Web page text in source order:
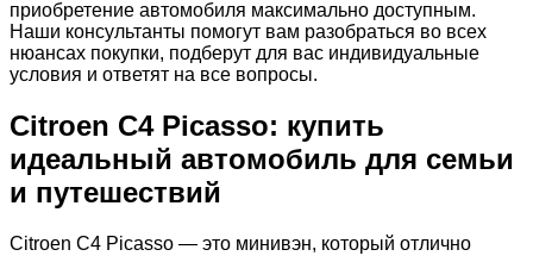
приобретение автомобиля максимально доступным.
Наши консультанты помогут вам разобраться во всех
нюансах покупки, подберут для вас индивидуальные
условия и ответят на все вопросы.
Citroen C4 Picasso: купить
идеальный автомобиль для семьи
и путешествий
Citroen C4 Picasso — это минивэн, который отлично